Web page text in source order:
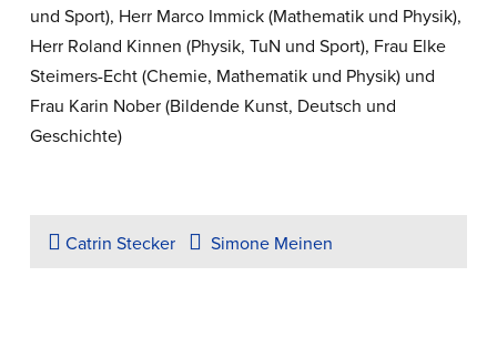
und Sport), Herr Marco Immick (Mathematik und Physik),
Herr Roland Kinnen (Physik, TuN und Sport), Frau Elke
Steimers-Echt (Chemie, Mathematik und Physik) und
Frau Karin Nober (Bildende Kunst, Deutsch und
Geschichte)
Catrin Stecker Simone Meinen